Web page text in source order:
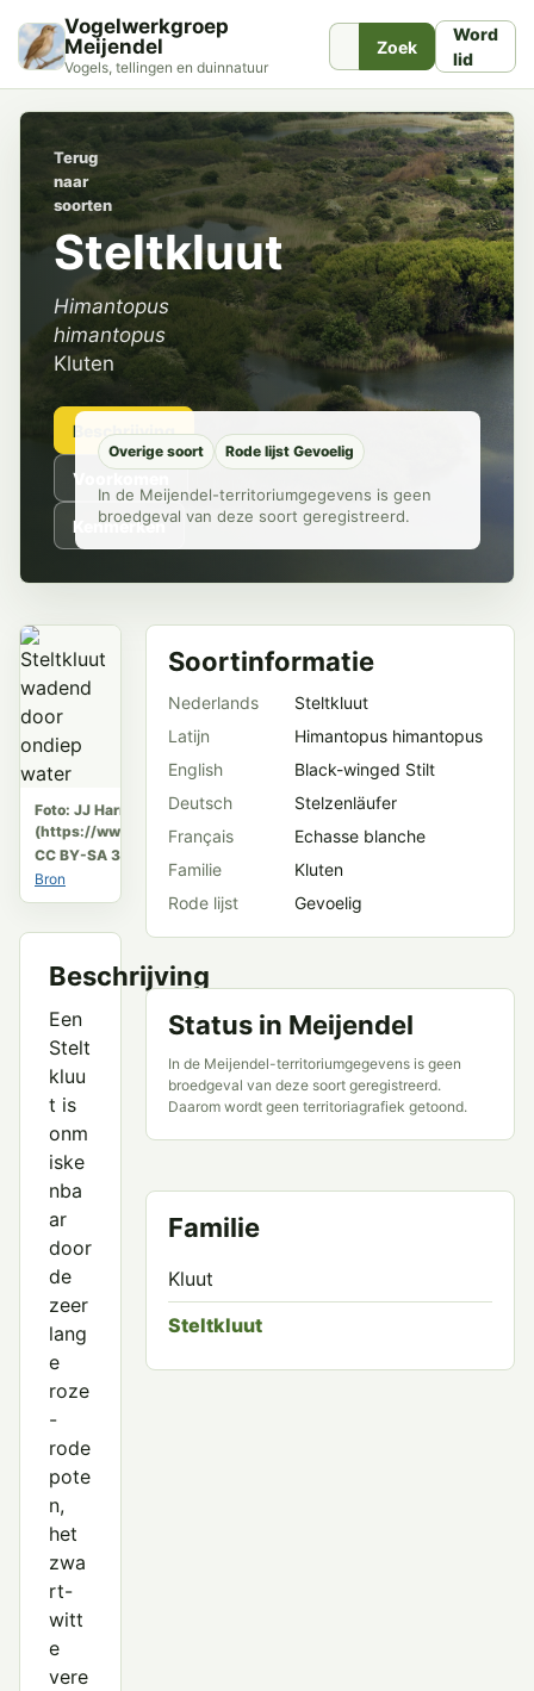
Vogelwerkgroep
Meijendel
Vogels, tellingen en duinnatuur
Zoek
Word
lid
Terug
naar
soorten
Steltkluut
Himantopus
himantopus
Kluten
Beschrijving
Voorkomen
Kenmerken
Overige soort Rode lijst Gevoelig
In de Meijendel-territoriumgegevens is geen
broedgeval van deze soort geregistreerd.
Foto: JJ Harrison
(https://www.jjharrison.com.au/)
CC BY-SA 3.0
Bron
Beschrijving
Een
Stelt
kluu
t is
onm
iske
nba
ar
door
de
zeer
lang
e
roze
-
rode
pote
n,
het
zwa
rt-
witt
e
vere
Soortinformatie
Nederlands
Steltkluut
Latijn
Himantopus himantopus
English
Black-winged Stilt
Deutsch
Stelzenläufer
Français
Echasse blanche
Familie
Kluten
Rode lijst
Gevoelig
Status in Meijendel
In de Meijendel-territoriumgegevens is geen
broedgeval van deze soort geregistreerd.
Daarom wordt geen territoriagrafiek getoond.
Familie
Kluut
Steltkluut